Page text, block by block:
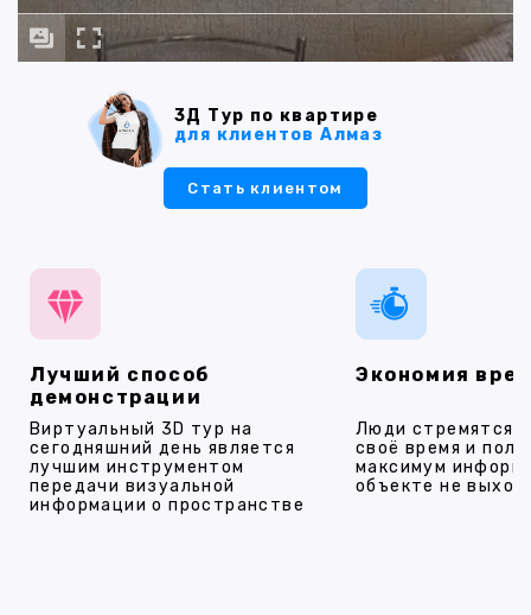
3Д Тур по квартире
для клиентов Алмаз
Стать клиентом
Лучший способ
демонстрации
Виртуальный 3D тур на
сегодняшний день является
лучшим инструментом
передачи визуальной
информации о пространстве
Экономия
Люди стремятся
своё время и
максимум
объекте не